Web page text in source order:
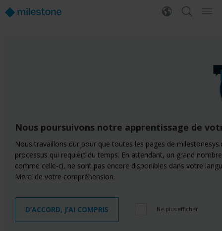
Nous poursuivons notre apprentissage de
Nous travaillons dur pour que toutes les pages de
processus qui requiert du temps. En attendant, un grand
comme celle-ci, ne sont pas encore disponibles dans votre
Merci de votre compréhension.
D’ACCORD, J’AI COMPRIS Ne plus afficher